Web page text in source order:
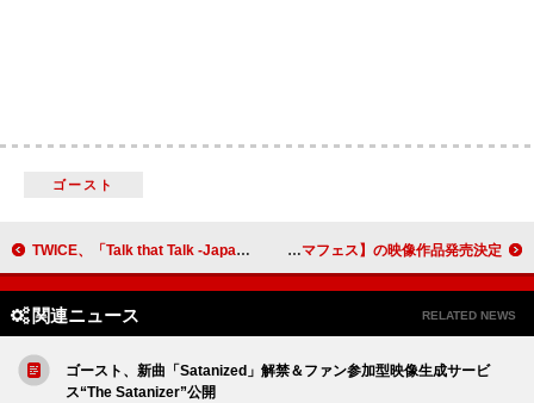
ゴースト
TWICE、「Talk that Talk -Japanese ver.-」先行配信＆“メンバー自撮りムービー”公開 スキマスイッチ、初の主催フェス【スキマフェス】の映像作品発売決定
関連ニュース RELATED NEWS
ゴースト、新曲「Satanized」解禁＆ファン参加型映像生成サービ
ス“The Satanizer”公開